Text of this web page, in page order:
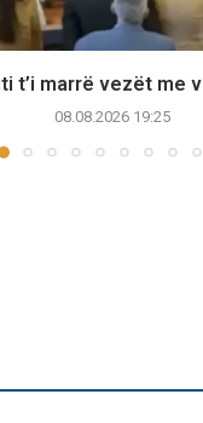
t’i marrë vezët me
08.08.2026 19:25